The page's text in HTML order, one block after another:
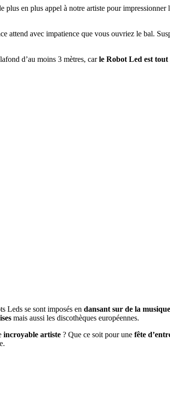
plus en plus appel à notre artiste pour impressionner
attend avec impatience que vous ouvriez le bal.
d’au moins 3 mètres, carle Robot Led est
Leds se sont imposés en dansant sur de la
mais aussi les discothèques européennes.
incroyable artiste ? Que ce soit pour une fête